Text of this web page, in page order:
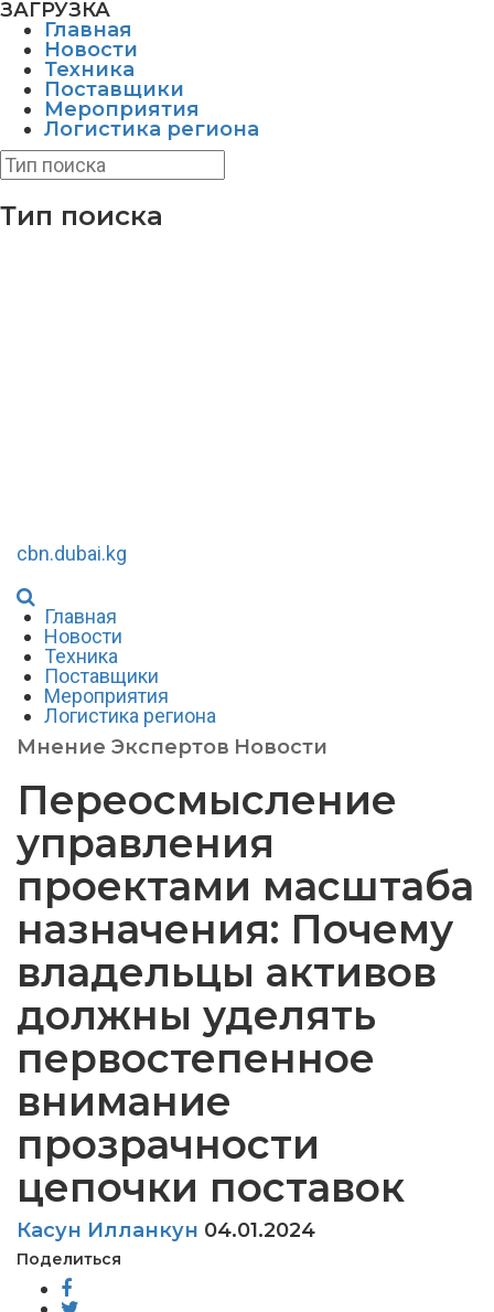
ЗАГРУЗКА
Главная
Новости
Техника
Поставщики
Мероприятия
Логистика региона
Тип поиска
cbn.dubai.kg
Главная
Новости
Техника
Поставщики
Мероприятия
Логистика региона
Мнение Экспертов Новости
Переосмысление
управления
проектами масштаба
назначения: Почему
владельцы активов
должны уделять
первостепенное
внимание
прозрачности
цепочки поставок
Касун Илланкун 04.01.2024
Поделиться